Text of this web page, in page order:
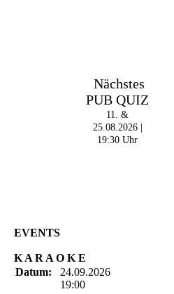
Nächstes
PUB QUIZ
11. &
25.08.2026 |
19:30 Uhr
EVENTS
K A R A O K E
Datum:
24.09.2026
19:00